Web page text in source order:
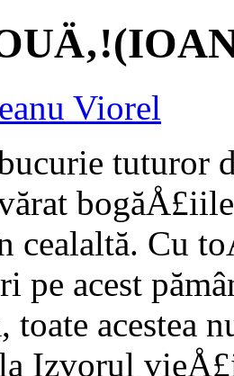
Viorel
tuturor
cealaltă. Cu
pe acest
toate aces­tea
Izvorul